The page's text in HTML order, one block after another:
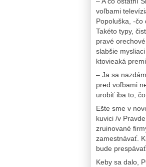
voľbami
Popoluška, -čo
Takéto typy,
pravé
slabšie
ktovieaká
– Ja sa
pred voľbami
urobiť iba to,
Ešte sme v
kuvici /v
zruinované
zamestnávať.
bude
Keby sa dalo,